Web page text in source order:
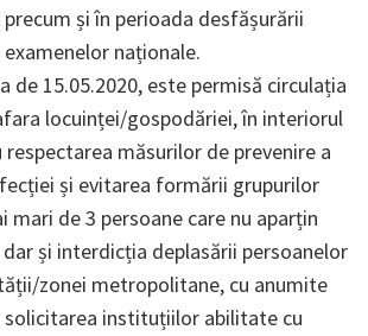
precum și în perioada desfășurării
examenelor naționale.
de 15.05.2020, este permisă circulația
locuinței/gospodăriei, în interiorul
măsurilor de prevenire a
și evitarea formării grupurilor
mari de 3 persoane care nu aparțin
și interdicția deplasării persoanelor
zonei metropolitane, cu anumite
solicitarea instituțiilor abilitate cu